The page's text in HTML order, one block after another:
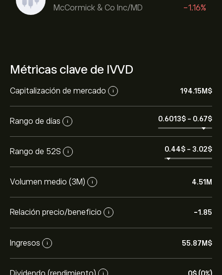
McCormick & Co Inc/MD
-1.16%
Métricas clave de IVVD
Capitalización de mercado i 194.15M‎$‎
Rango de días i 0.6013‎$‎ - 0.67‎$‎
Rango de 52S i 0.44‎$‎ - 3.02‎$‎
Volumen medio (3M) i 4.51M
Relación precio/beneficio i -1.85
Ingresos i 55.87M‎$‎
i